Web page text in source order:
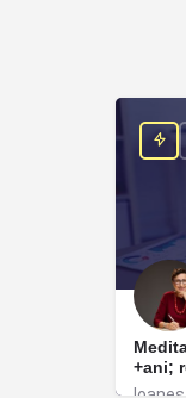
+ani;